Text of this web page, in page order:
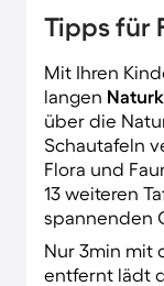
Tipps für
Mit Ihren
langen
über die
Schautafeln
Flora und
13 weiteren
spannenden
Nur 3min mit
entfernt lädt